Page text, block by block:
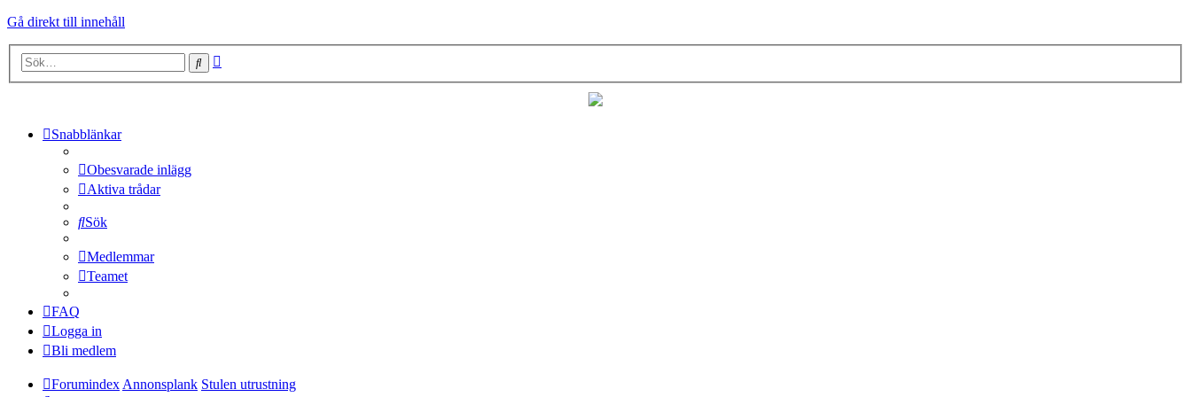
Gå direkt till innehåll
Sök
Snabblänkar
Obesvarade inlägg
Aktiva trådar
Sök
Medlemmar
Teamet
FAQ
Logga in
Bli medlem
Forumindex Annonsplank Stulen utrustning